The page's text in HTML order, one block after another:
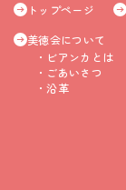
トップページ
美徳会について
ビアンカとは
ごあいさつ
沿革